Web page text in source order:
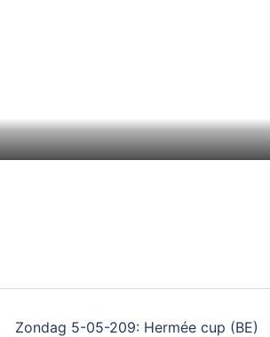
Zondag 5-05-209: Hermée cup (BE)